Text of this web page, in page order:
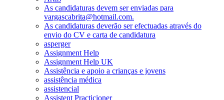
As candidaturas devem ser enviadas para
vargascabrita@hotmail.com.
As candidaturas deverão ser efectuadas através do
envio do CV e carta de candidatura
asperger
Assignment Help
Assignment Help UK
Assistência e apoio a crianças e jovens
assistência médica
assistencial
Assistent Practicioner